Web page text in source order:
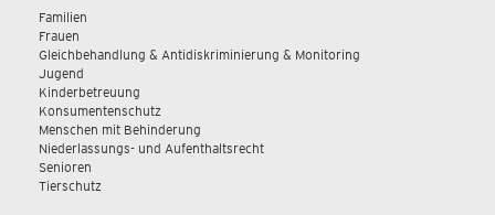
Familien
Frauen
Gleichbehandlung & Antidiskriminierung & Monitoring
Jugend
Kinderbetreuung
Konsumentenschutz
Menschen mit Behinderung
Niederlassungs- und Aufenthaltsrecht
Senioren
Tierschutz